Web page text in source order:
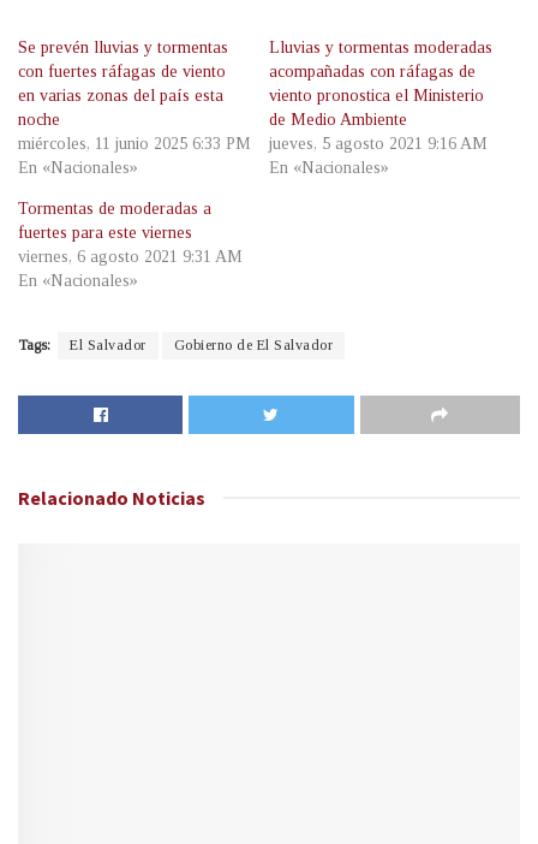
Se prevén lluvias y tormentas
con fuertes ráfagas de viento
en varias zonas del país esta
noche
miércoles, 11 junio 2025 6:33 PM
En «Nacionales»
Lluvias y tormentas moderadas
acompañadas con ráfagas de
viento pronostica el Ministerio
de Medio Ambiente
jueves, 5 agosto 2021 9:16 AM
En «Nacionales»
Tormentas de moderadas a
fuertes para este viernes
viernes, 6 agosto 2021 9:31 AM
En «Nacionales»
Tags: El Salvador Gobierno de El Salvador
Relacionado Noticias